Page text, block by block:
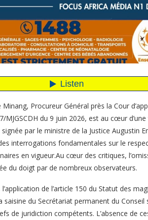
Procureur Général près la Cour
MJGSCDH du 9 juin 2026, est au cœur
par le ministre de la Justice Augustin
interrogations fondamentales sur le
en vigueur.Au cœur des critiques,
du doigt par de nombreux observateurs.
de l’article 150 du Statut des
du Secrétariat permanent du
de juridiction compétents. L’absence de